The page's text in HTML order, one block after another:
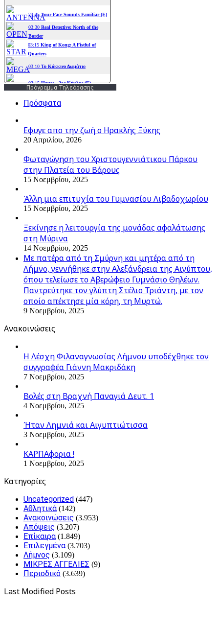
Πρόγραμμα Τηλεόρασης
Πρόσφατα
Εφυγε απο την ζωή o Ηρακλής Ξύκης
20 Απριλίου, 2026
Φωταγώγηση του Χριστουγεννιάτικου Πάρκου
στην Πλατεία του Βάρους
15 Νοεμβρίου, 2025
Άλλη μια επιτυχία του Γυμνασίου Λιβαδοχωρίου
15 Νοεμβρίου, 2025
Ξεκίνησε η λειτουργία της μονάδας αφαλάτωσης
στη Μύρινα
14 Νοεμβρίου, 2025
Με πατέρα από τη Σμύρνη και μητέρα από τη
Λήμνο, γεννήθηκε στην Αλεξάνδρεια της Αιγύπτου,
όπου τελείωσε το Αβερώφειο Γυμνάσιο Θηλέων.
Παντρεύτηκε τον γλύπτη Στέλιο Τριάντη, με τον
οποίο απέκτησε μία κόρη, τη Μυρτώ.
9 Νοεμβρίου, 2025
Ανακοινώσεις
Η Λέσχη Φιλαναγνωσίας Λήμνου υποδέχθηκε τον
συγγραφέα Γιάννη Μακριδάκη
7 Νοεμβρίου, 2025
Βολές στη Βραχνή Παναγιά Δευτ. 1
4 Νοεμβρίου, 2025
Ήταν Λημνιά και Αιγυπτιώτισσα
3 Νοεμβρίου, 2025
ΚΑΡΠΑφορια !
1 Νοεμβρίου, 2025
Kατηγορίες
Uncategorized (447)
Αθλητικά (142)
Ανακοινώσεις (3.953)
Απόψεις (3.207)
Επίκαιρα (1.849)
Επιλεγμένα (3.703)
Λήμνος (3.109)
ΜΙΚΡΕΣ ΑΓΓΕΛΙΕΣ (9)
Περιοδικό (3.639)
Last Modified Posts